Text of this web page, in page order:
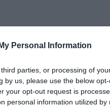
Personal Information
parties, or processing of
by us, please use the below
your opt-out request is
personal information utilized by